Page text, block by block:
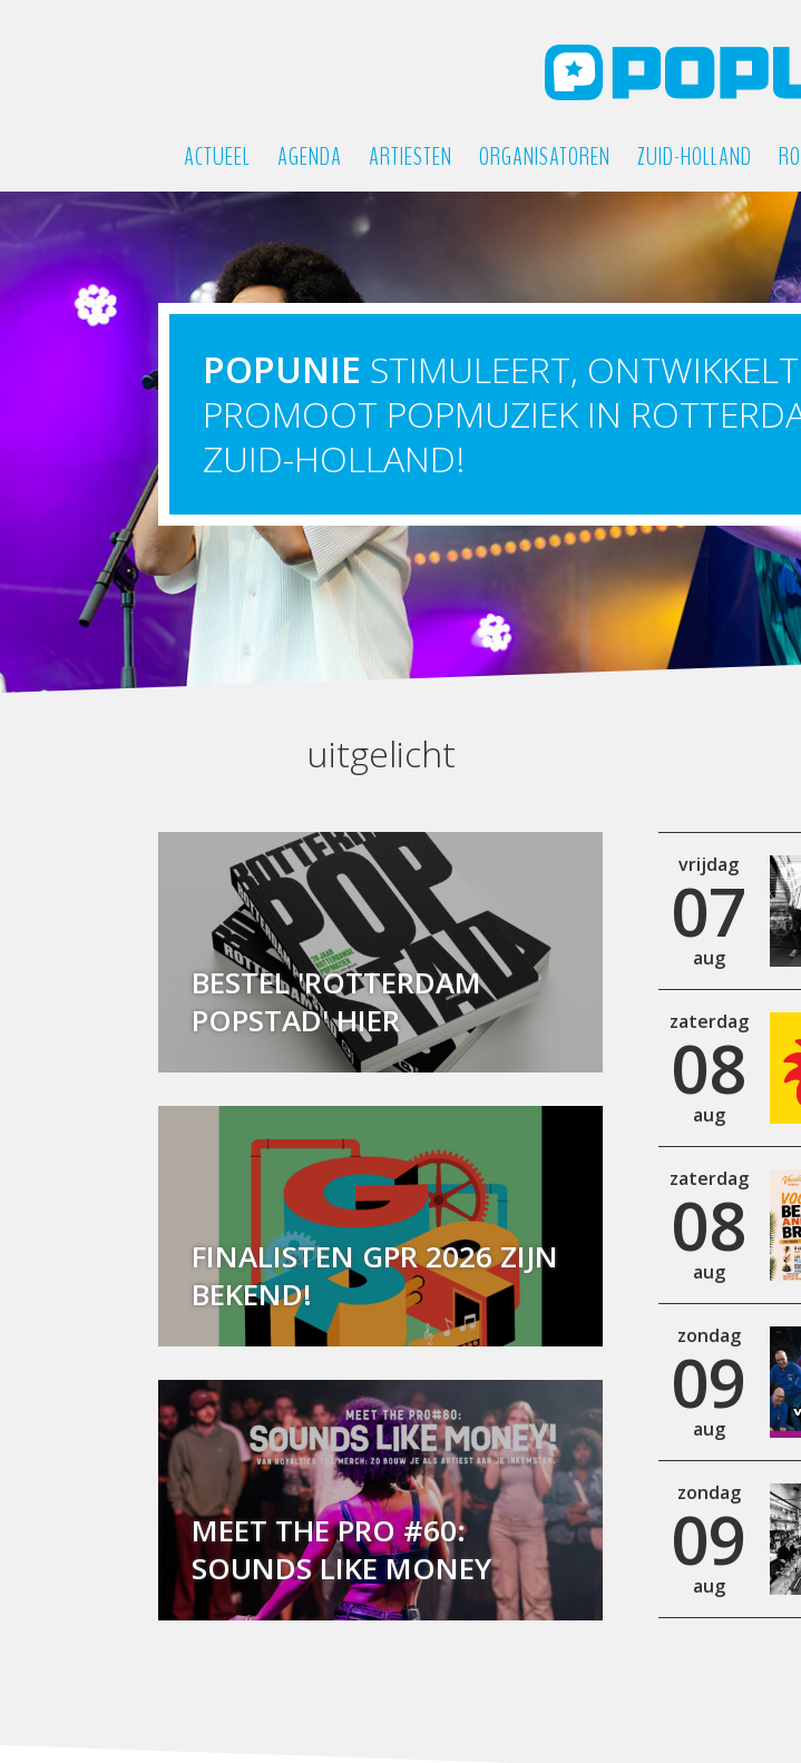
ACTUEEL AGENDA ARTIESTEN ORGANISATOREN ZUID-HOLLAND
POPUNIE STIMULEERT,
PROMOOT POPMUZIEK IN
ZUID-HOLLAND!
uitgelicht
BESTEL 'ROTTERDAM
POPSTAD' HIER
FINALISTEN GPR 2026 ZIJN
BEKEND!
MEET THE PRO #60:
SOUNDS LIKE MONEY
vrijdag
07
aug
zaterdag
08
aug
zaterdag
08
aug
zondag
09
aug
zondag
09
aug